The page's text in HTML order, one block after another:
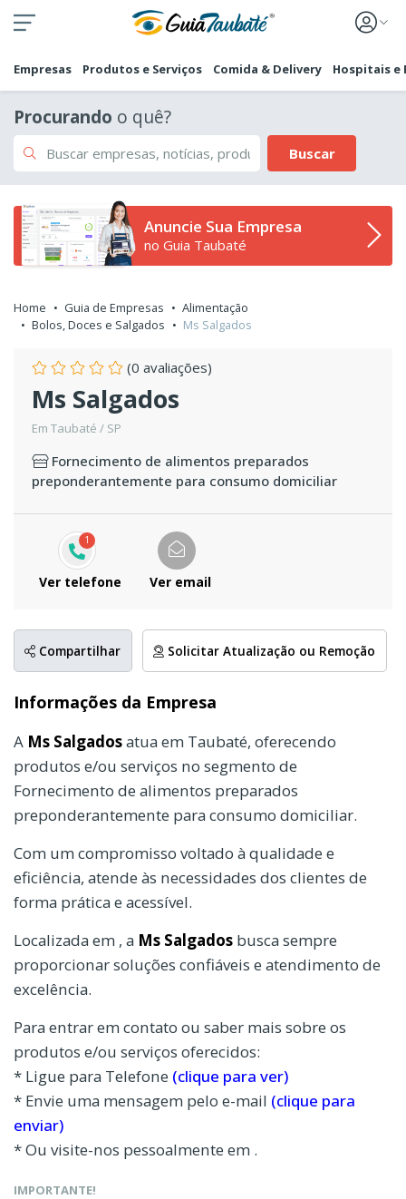
Empresas Produtos e Serviços Comida & Delivery Hospitais e
Procurando o quê?
Buscar
Anuncie Sua Empresa
no Guia Taubaté
Home Guia de Empresas
Alimentação
Bolos, Doces e Salgados
Ms Salgados
(0 avaliações)
Ms Salgados
Em Taubaté / SP
Fornecimento de alimentos preparados
preponderantemente para consumo domiciliar
1
Ver telefone Ver email
Compartilhar Solicitar Atualização ou Remoção
Informações da Empresa
A Ms Salgadosatua em Taubaté, oferecendo
produtos e/ou serviços no segmento de
Fornecimento de alimentos preparados
preponderantemente para consumo domiciliar.
Com um compromisso voltado à qualidade e
eficiência, atende às necessidades dos clientes de
forma prática e acessível.
Localizada em , a Ms Salgados busca sempre
proporcionar soluções confiáveis e atendimento de
excelência.
Para entrar em contato ou saber mais sobre os
produtos e/ou serviços oferecidos:
* Ligue para Telefone (clique para ver)
* Envie uma mensagem pelo e-mail (clique para
enviar)
* Ou visite-nos pessoalmente em .
IMPORTANTE!